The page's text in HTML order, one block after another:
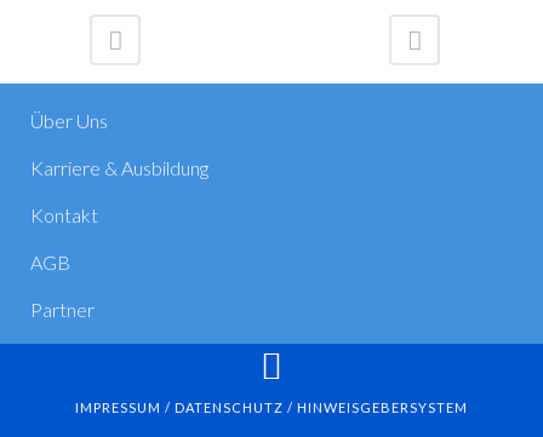
Über Uns
Karriere & Ausbildung
Kontakt
AGB
Partner
IMPRESSUM / DATENSCHUTZ / HINWEISGEBERSYSTEM